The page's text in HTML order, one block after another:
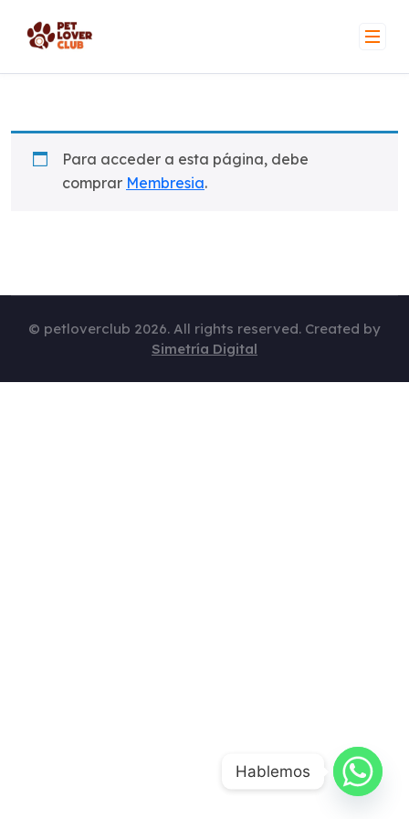
content
Para acceder a esta página, debe
comprar Membresia.
© petloverclub 2026. All rights reserved. Created by
Simetría Digital
Hablemos